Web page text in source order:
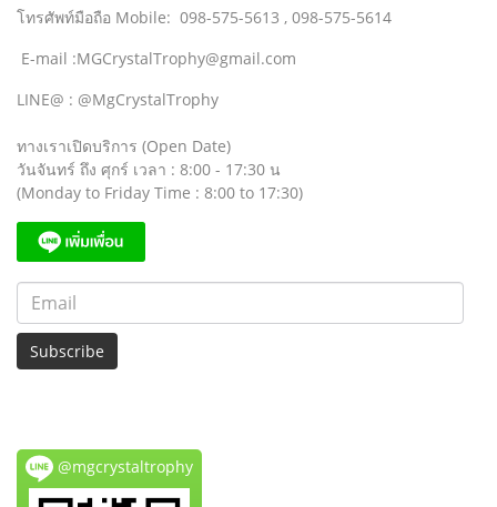
โทรศัพท์มือถือ Mobile: 098-575-5613 , 098-575-5614
E-mail :MGCrystalTrophy@gmail.com
LINE@ : @MgCrystalTrophy
ทางเราเปิดบริการ (Open Date)
วันจันทร์ ถึง ศุกร์ เวลา : 8:00 - 17:30 น
(Monday to Friday Time : 8:00 to 17:30)
Subscribe
@mgcrystaltrophy